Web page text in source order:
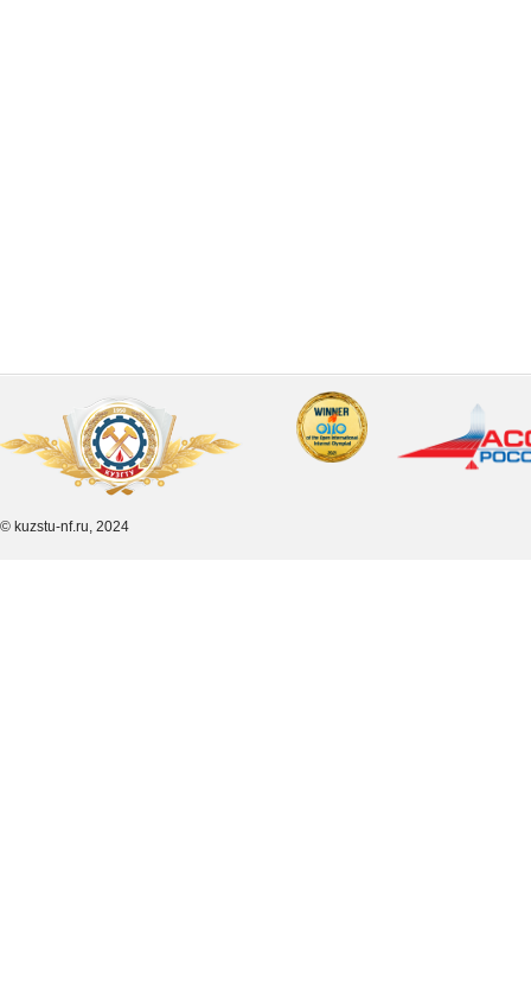
© kuzstu-nf.ru, 2024